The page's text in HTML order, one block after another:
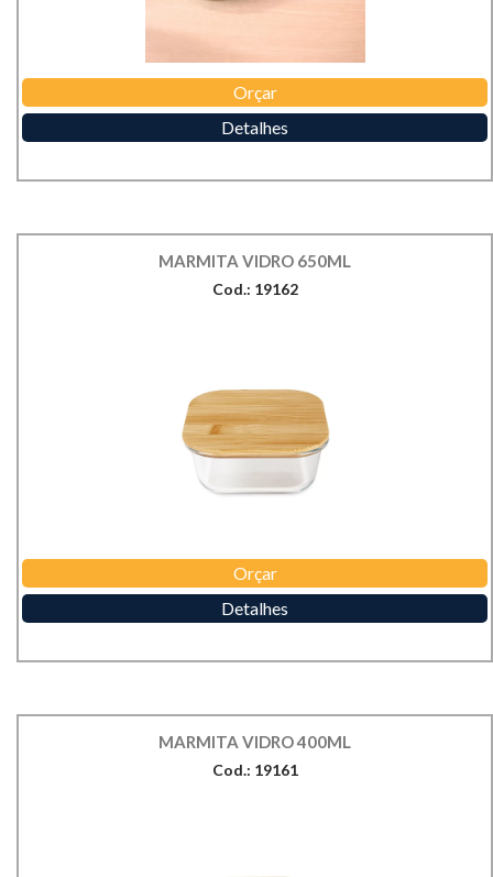
Orçar
Detalhes
MARMITA VIDRO 650ML
Cod.: 19162
Orçar
Detalhes
MARMITA VIDRO 400ML
Cod.: 19161